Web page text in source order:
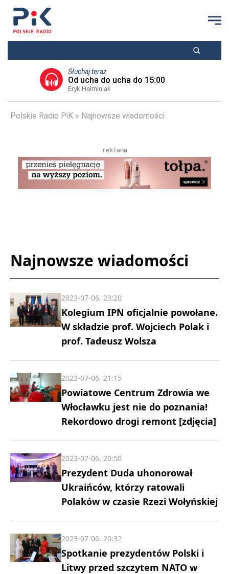
Słuchaj teraz
Od ucha do ucha do 15:00
Eryk Hełminiak
Polskie Radio PiK Najnowsze wiadomości
reklama
Najnowsze wiadomości
Kolegium IPN oficjalnie powołane.
W składzie prof. Wojciech Polak i
prof. Tadeusz Wolsza
2023-07-06, 23:20
Powiatowe Centrum Zdrowia we
Włocławku jest nie do poznania!
Rekordowo drogi remont [zdjęcia]
2023-07-06, 21:15
Prezydent Duda uhonorował
Ukraińców, którzy ratowali
Polaków w czasie Rzezi Wołyńskiej
2023-07-06, 20:50
Spotkanie prezydentów Polski i
Litwy przed szczytem NATO w
2023-07-06, 20:32